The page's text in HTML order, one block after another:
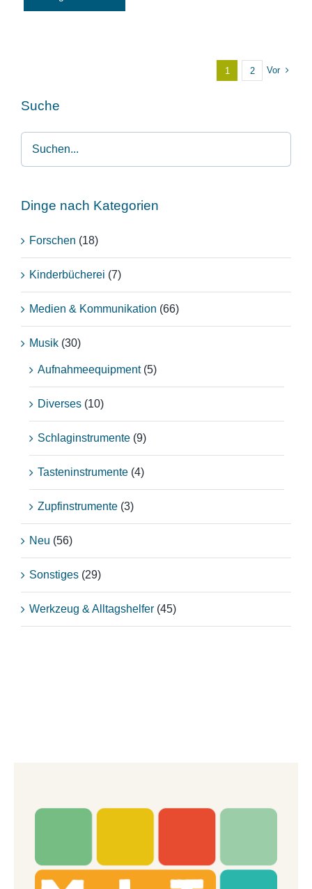
1 2 Vor
Suche
Dinge nach Kategorien
Forschen (18)
Kinderbücherei (7)
Medien & Kommunikation (66)
Musik (30)
Aufnahmeequipment (5)
Diverses (10)
Schlaginstrumente (9)
Tasteninstrumente (4)
Zupfinstrumente (3)
Neu (56)
Sonstiges (29)
Werkzeug & Alltagshelfer (45)